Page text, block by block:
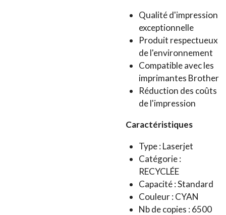
Qualité d'impression
exceptionnelle
Produit respectueux
de l'environnement
Compatible avec les
imprimantes Brother
Réduction des coûts
de l'impression
Caractéristiques
Type : Laserjet
Catégorie :
RECYCLÉE
Capacité : Standard
Couleur : CYAN
Nb de copies : 6500